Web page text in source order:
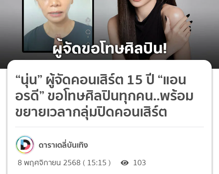
“นุ่น” ผู้จัดคอนเสิร์ต 15 ปี “แอน
อรดี” ขอโทษศิลปินทุกคน..พร้อม
ขยายเวลากลุ่มปิดคอนเสิร์ต
ดาราเดลี่บันเทิง
8 พฤศจิกายน 2568 ( 15:15 ) 103